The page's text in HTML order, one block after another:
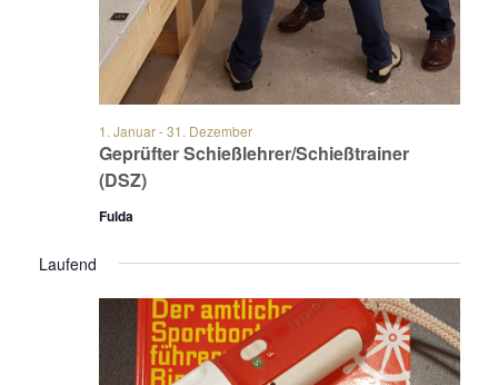
Geprüfter Schießlehrer/Schießtrainer
(DSZ)
1. Januar-31. Dezember
Fulda
Laufend